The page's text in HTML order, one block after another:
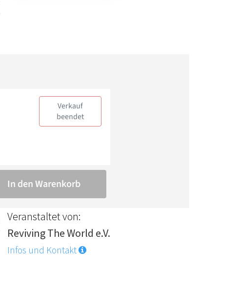
Veranstaltet von:
Reviving The World e.V.
Infos und Kontakt